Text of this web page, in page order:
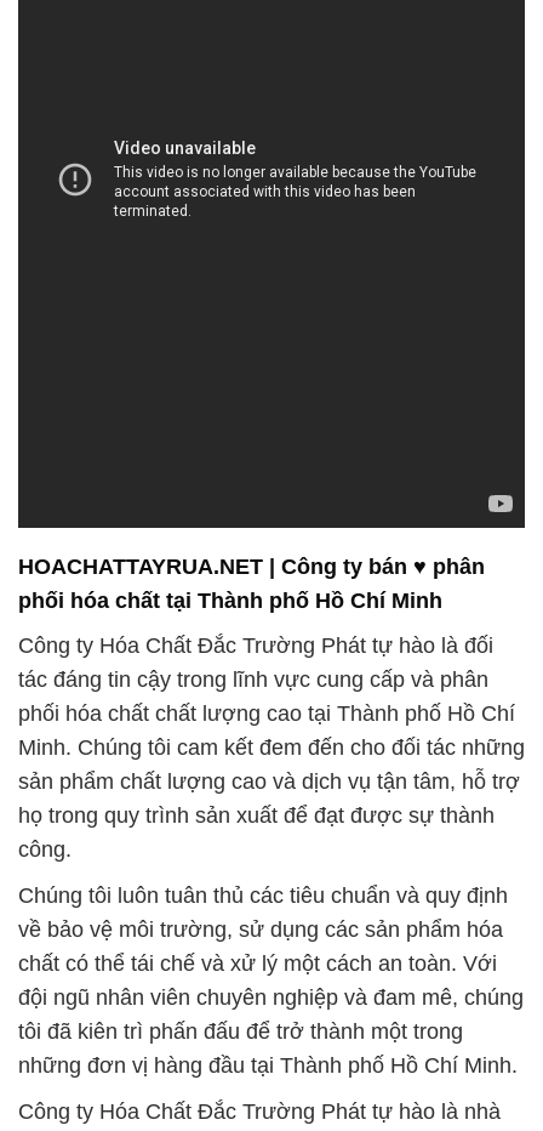
HOACHATTAYRUA.NET | Công ty bán ♥ phân
phối hóa chất tại Thành phố Hồ Chí Minh
Công ty Hóa Chất Đắc Trường Phát tự hào là đối
tác đáng tin cậy trong lĩnh vực cung cấp và phân
phối hóa chất chất lượng cao tại Thành phố Hồ Chí
Minh. Chúng tôi cam kết đem đến cho đối tác những
sản phẩm chất lượng cao và dịch vụ tận tâm, hỗ trợ
họ trong quy trình sản xuất để đạt được sự thành
công.
Chúng tôi luôn tuân thủ các tiêu chuẩn và quy định
về bảo vệ môi trường, sử dụng các sản phẩm hóa
chất có thể tái chế và xử lý một cách an toàn. Với
đội ngũ nhân viên chuyên nghiệp và đam mê, chúng
tôi đã kiên trì phấn đấu để trở thành một trong
những đơn vị hàng đầu tại Thành phố Hồ Chí Minh.
Công ty Hóa Chất Đắc Trường Phát tự hào là nhà